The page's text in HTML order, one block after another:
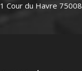
1 Cour du Havre 75008